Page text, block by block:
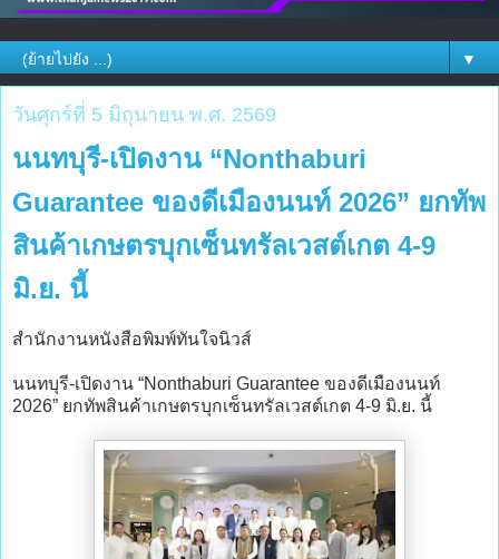
▼
วันศุกร์ที่ 5 มิถุนายน พ.ศ. 2569
นนทบุรี-เปิดงาน “Nonthaburi
Guarantee ของดีเมืองนนท์ 2026” ยกทัพ
สินค้าเกษตรบุกเซ็นทรัลเวสต์เกต 4-9
มิ.ย. นี้
สำนักงานหนังสือพิมพ์ทันใจนิวส์
นนทบุรี-เปิดงาน “Nonthaburi Guarantee ของดีเมืองนนท์
2026” ยกทัพสินค้าเกษตรบุกเซ็นทรัลเวสต์เกต 4-9 มิ.ย. นี้